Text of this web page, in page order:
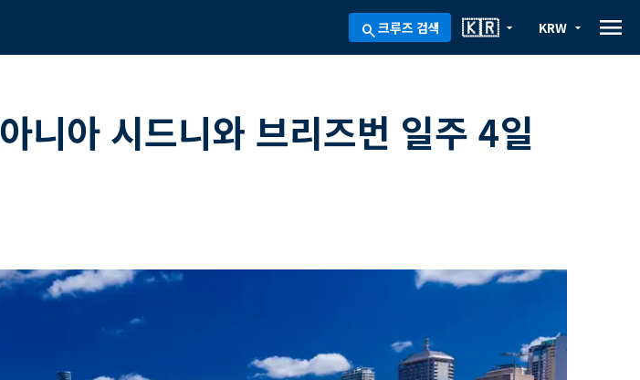
search크루즈 검색 arrow_drop_down
🇰🇷 arrow_drop_down
KRW menu
니아 시드니와 브리즈번 일주 4일